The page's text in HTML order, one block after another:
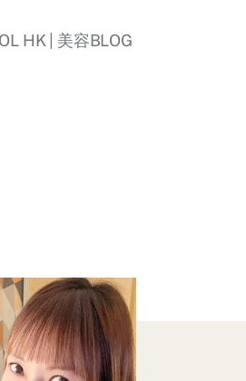
HK | 美容BLOG